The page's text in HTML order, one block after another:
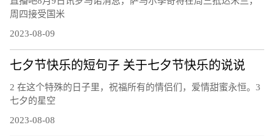
周四接受国米
2023-08-09
七夕节快乐的短句子 关于七夕节快乐的说说
2 在这个特殊的日子里，祝福所有的情侣们，爱情甜蜜永恒。3
七夕的星空
2023-08-08